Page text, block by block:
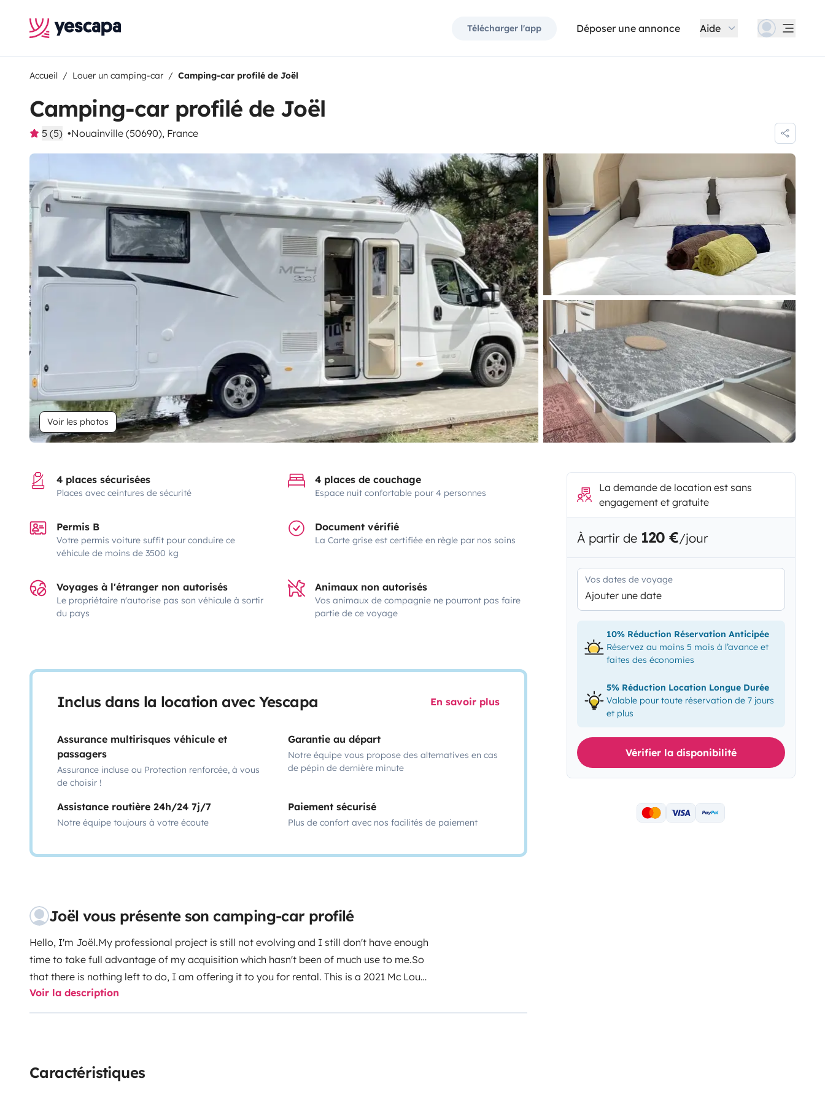
Télécharger l'app Déposer une annonce Aide
Accueil Louer un camping-car Camping-car profilé de Joël
Camping-car profilé de Joël
5 (5) Nouainville (50690), France
Voir les photos
4 places sécurisées
Places avec ceintures de sécurité
4 places de couchage
Espace nuit confortable pour 4 personnes
Permis B
Votre permis voiture suffit pour conduire ce
véhicule de moins de 3500 kg
Document vérifié
La Carte grise est certifiée en règle par nos soins
Voyages à l'étranger non autorisés
Le propriétaire n'autorise pas son véhicule à sortir
du pays
Animaux non autorisés
Vos animaux de compagnie ne pourront pas faire
partie de ce voyage
Inclus dans la location avec Yescapa En savoir plus
Assurance multirisques véhicule et
passagers
Assurance incluse ou Protection renforcée, à vous
de choisir !
Garantie au départ
Notre équipe vous propose des alternatives en cas
de pépin de dernière minute
Assistance routière 24h/24 7j/7
Notre équipe toujours à votre écoute
Paiement sécurisé
Plus de confort avec nos facilités de paiement
Joël vous présente son camping-car profilé
Hello, I'm Joël.My professional project is still not evolving and I still don't have enough
time to take full advantage of my acquisition which hasn't been of much use to me.So
that there is nothing left to do, I am offering it to you for rental. This is a 2021 Mc Louis
t of good quality and in perfect condition with numerous optional equipment.
openings are equipped with blackouts and mosquito nets.You will have a large hold
gas with an LPG reserve allowing you to refill at any time without waiting for the end
Voir la description
Caractéristiques
La demande de location est sans
engagement et gratuite
À partir de 120 €/jour
Vos dates de voyage
Ajouter une date
10% Réduction Réservation Anticipée
Réservez au moins 5 mois à l’avance et
faites des économies
5% Réduction Location Longue Durée
Valable pour toute réservation de 7 jours
et plus
Vérifier la disponibilité